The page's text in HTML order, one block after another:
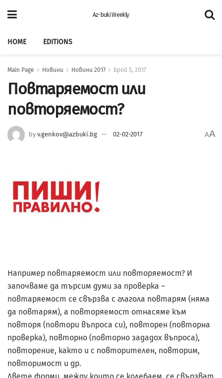
Az-buki Weekly
HOME EDITIONS
Main Page Новини Новини 2017 Брой 5, 2017
Повтаряемост или
повторяемост?
by v.genkov@azbuki.bg 02-02-2017 AA
Например повтаряемост или повторяемост? И
започваме да търсим думи за проверка –
повтаряемост се свързва с глагола повтарям (няма
да повтарям), а повторяемост отнасяме към
повторя (повтори въпроса си), повторен (повторна
проверка), повторно (повторно зададох въпроса),
повторение, както и с повторителен, повторим,
повторимост и др.